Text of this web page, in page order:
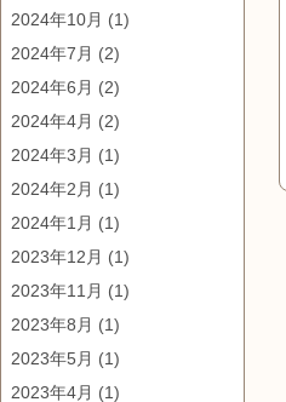
2024年10月 (1)
2024年7月 (2)
2024年6月 (2)
2024年4月 (2)
2024年3月 (1)
2024年2月 (1)
2024年1月 (1)
2023年12月 (1)
2023年11月 (1)
2023年8月 (1)
2023年5月 (1)
2023年4月 (1)